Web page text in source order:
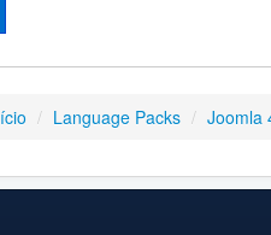
/ Language Packs / Joomla